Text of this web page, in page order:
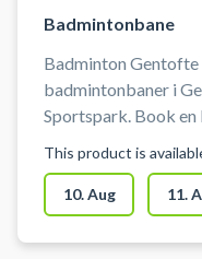
Badmintonbane
Badminton Gentofte
badmintonbaner i
Sportspark. Book
Gentofte.
benyttes til ekstra
træning eller
sportslig hygge. Du booker for 2-
This product is
10. Aug 11.